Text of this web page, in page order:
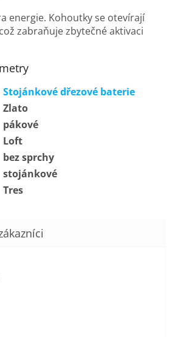
energie. Kohoutky se otevírají
zabraňuje zbytečné aktivaci
Stojánkové dřezové baterie
Zlato
pákové
Loft
bez sprchy
stojánkové
Tres
obchodu je 5 z 5 hvězdiček.